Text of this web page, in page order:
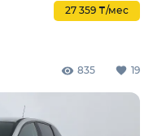
27 359 ₸/мес
835 19